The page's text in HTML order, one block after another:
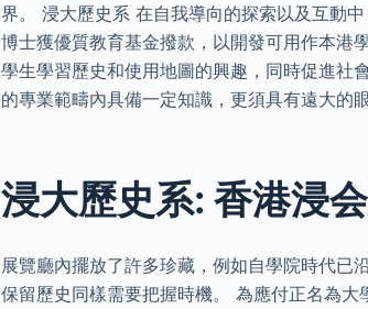
界。 浸大歷史系 在自我導向的探索以及互動
博士獲優質教育基金撥款，以開發可用作本港
學生學習歷史和使用地圖的興趣，同時促進社
的專業範疇內具備一定知識，更須具有遠大的眼
浸大歷史系: 香港浸
展覽廳內擺放了許多珍藏，例如自學院時代已
保留歷史同樣需要把握時機。 為應付正名為大